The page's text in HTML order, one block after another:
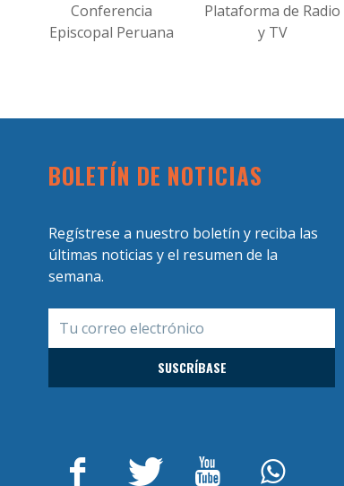
Conferencia
Episcopal Peruana
Plataforma de Radio
y TV
BOLETÍN DE NOTICIAS
Regístrese a nuestro boletín y reciba las
últimas noticias y el resumen de la
semana.